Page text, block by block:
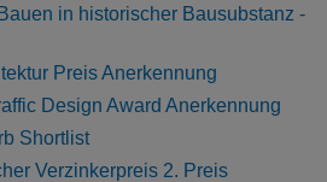
in historischer Bausubstanz -
Preis Anerkennung
Design Award Anerkennung
Shortlist
Verzinkerpreis 2. Preis